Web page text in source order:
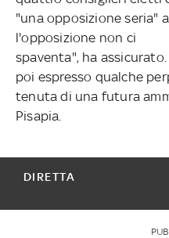
"una opposizione seria"
l'opposizione non ci
spaventa", ha
poi espresso qualche
tenuta di una futura
Pisapia.
DIRETTA